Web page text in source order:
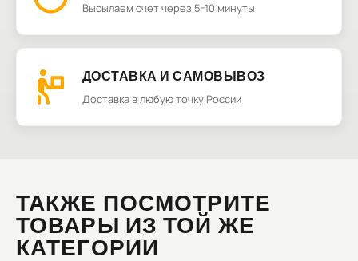
Высылаем счет через 5-10 минуты
ДОСТАВКА И САМОВЫВОЗ
Доставка в любую точку России
ТАКЖЕ ПОСМОТРИТЕ
ТОВАРЫ ИЗ ТОЙ ЖЕ
КАТЕГОРИИ